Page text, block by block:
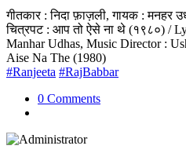
गीतकार : निदा फ़ाज़ली, गायक : मनहर
चित्रपट : आप तो ऐसे ना थे (१९८०) /
Manhar Udhas, Music Director :
Aise Na The (1980)
#Ranjeeta #RajBabbar
0 Comments